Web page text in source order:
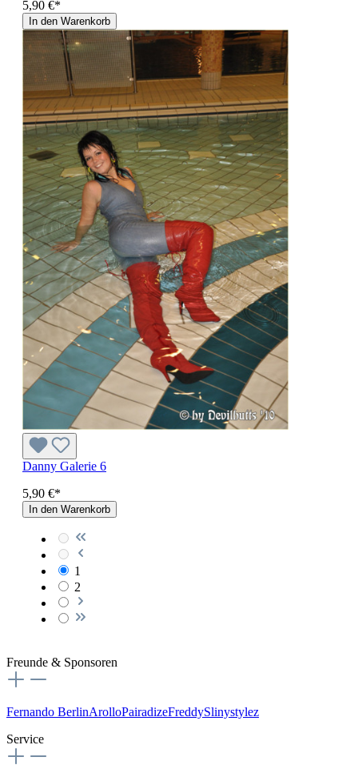
5,90 €*
In den Warenkorb
Danny Galerie 6
5,90 €*
In den Warenkorb
1
2
Freunde & Sponsoren
Fernando BerlinArolloPairadizeFreddySlinystylez
Service